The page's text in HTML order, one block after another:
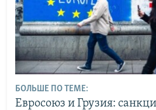
БОЛЬШЕ ПО ТЕМЕ:
Евросоюз и Грузия: